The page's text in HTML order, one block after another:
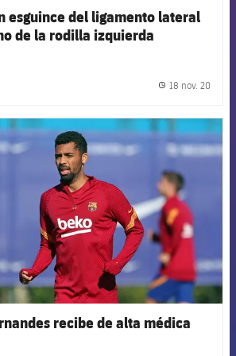
esguince del ligamento lateral
de la rodilla izquierda
18 nov. 20
FCB Barcelona badge
recibe de alta médica